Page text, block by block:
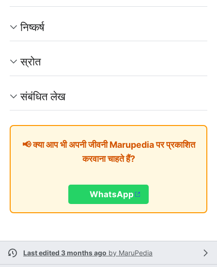
निष्कर्ष
स्रोत
संबंधित लेख
📢 क्या आप भी अपनी जीवनी Marupedia पर प्रकाशित
करवाना चाहते हैं?
WhatsApp
Last edited 3 months ago by MaruPedia